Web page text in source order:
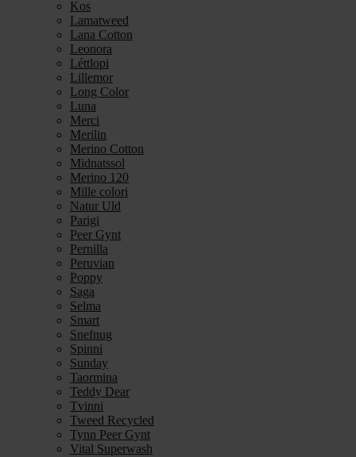
Kos
Lamatweed
Lana Cotton
Leonora
Léttlopi
Lillemor
Long Color
Luna
Merci
Merilin
Merino Cotton
Midnatssol
Merino 120
Mille colori
Natur Uld
Parigi
Peer Gynt
Pernilla
Peruvian
Poppy
Saga
Selma
Smart
Snefnug
Spinni
Sunday
Taormina
Teddy Dear
Tvinni
Tweed Recycled
Tynn Peer Gynt
Vital Superwash